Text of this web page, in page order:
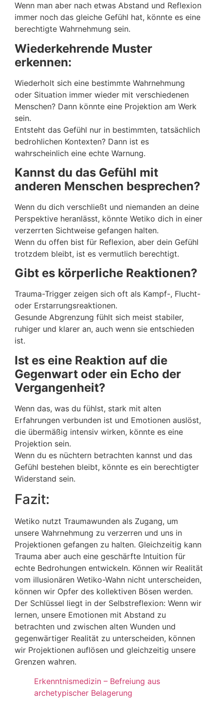
Wenn man aber nach etwas Abstand und Reflexion
immer noch das gleiche Gefühl hat, könnte es eine
berechtigte Wahrnehmung sein.
Wiederkehrende Muster
erkennen:
Wiederholt sich eine bestimmte Wahrnehmung
oder Situation immer wieder mit verschiedenen
Menschen? Dann könnte eine Projektion am Werk
sein.
Entsteht das Gefühl nur in bestimmten, tatsächlich
bedrohlichen Kontexten? Dann ist es
wahrscheinlich eine echte Warnung.
Kannst du das Gefühl mit
anderen Menschen besprechen?
Wenn du dich verschließt und niemanden an deine
Perspektive heranlässt, könnte Wetiko dich in einer
verzerrten Sichtweise gefangen halten.
Wenn du offen bist für Reflexion, aber dein Gefühl
trotzdem bleibt, ist es vermutlich berechtigt.
Gibt es körperliche Reaktionen?
Trauma-Trigger zeigen sich oft als Kampf-, Flucht-
oder Erstarrungsreaktionen.
Gesunde Abgrenzung fühlt sich meist stabiler,
ruhiger und klarer an, auch wenn sie entschieden
ist.
Ist es eine Reaktion auf die
Gegenwart oder ein Echo der
Vergangenheit?
Wenn das, was du fühlst, stark mit alten
Erfahrungen verbunden ist und Emotionen auslöst,
die übermäßig intensiv wirken, könnte es eine
Projektion sein.
Wenn du es nüchtern betrachten kannst und das
Gefühl bestehen bleibt, könnte es ein berechtigter
Widerstand sein.
Fazit:
Wetiko nutzt Traumawunden als Zugang, um
unsere Wahrnehmung zu verzerren und uns in
Projektionen gefangen zu halten. Gleichzeitig kann
Trauma aber auch eine geschärfte Intuition für
echte Bedrohungen entwickeln. Können wir Realität
vom illusionären Wetiko-Wahn nicht unterscheiden,
können wir Opfer des kollektiven Bösen werden.
Der Schlüssel liegt in der Selbstreflexion: Wenn wir
lernen, unsere Emotionen mit Abstand zu
betrachten und zwischen alten Wunden und
gegenwärtiger Realität zu unterscheiden, können
wir Projektionen auflösen und gleichzeitig unsere
Grenzen wahren.
Erkenntnismedizin – Befreiung aus
archetypischer Belagerung